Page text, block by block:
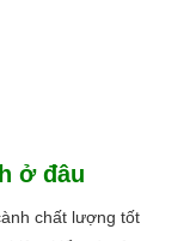
ở đâu
chất lượng tốt